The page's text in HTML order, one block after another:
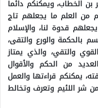
الخطاب، ويمكنكم دائما
من العلم ما يجعلهم تاج
قدوة لنا، والإسلام
بالحكمة والورع والتقى،
والتقي، والذي يمتاز
من الحكم والأقوال
يمكنكم قراءتها والعمل
شر اللئيم وتعرف وتخالط